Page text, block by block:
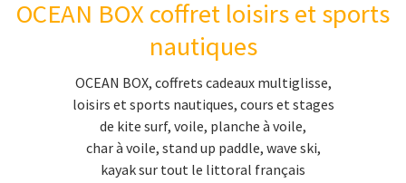
char à voile Manche
char à voile Calvados
char à voile Calvados
Char à voile Nord-Pas-de-Calais
OCEAN BOX coffret loisirs et sports
nautiques
OCEAN BOX, coffrets cadeaux multiglisse,
loisirs et sports nautiques, cours et stages
de kite surf, voile, planche à voile,
char à voile, stand up paddle, wave ski,
kayak sur tout le littoral français